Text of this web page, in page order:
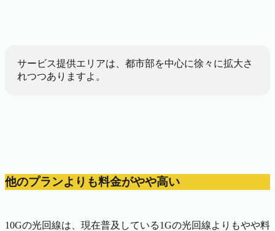
サービス提供エリアは、都市部を中心に徐々に拡大さ
れつつありますよ。
他のプランよりも料金がやや高い
10Gの光回線は、現在普及している1Gの光回線よりもやや料